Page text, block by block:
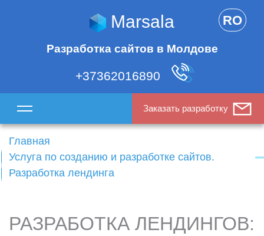
Marsala
Разработка сайтов в Молдове
+37362016890
RO
Заказать разработку
Главная
Услуга по созданию и разработке сайтов.
Разработка лендинга
РАЗРАБОТКА ЛЕНДИНГОВ: